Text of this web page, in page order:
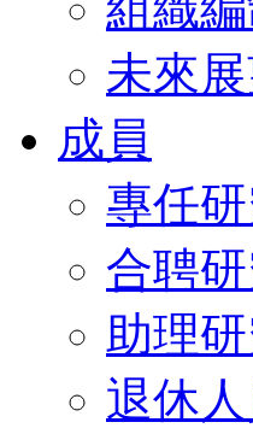
未來
成員
專任
合聘
助理
退休